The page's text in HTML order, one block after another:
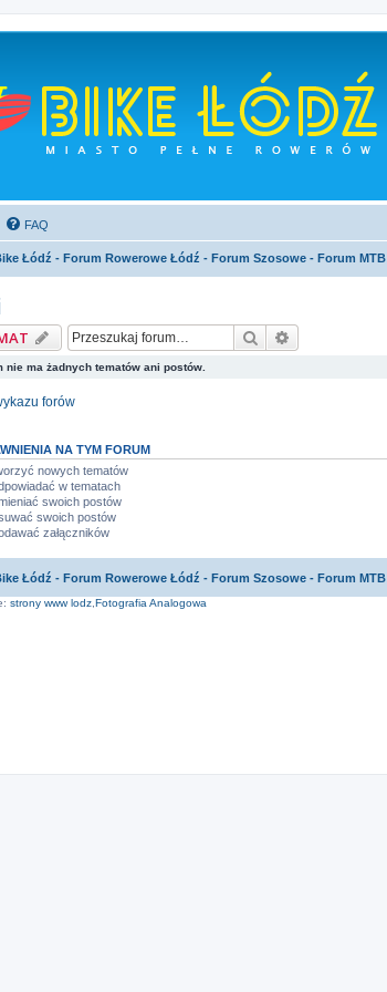
FAQ
Łódź - Forum Rowerowe Łódź - Forum Szosowe - Forum MTB
Szukaj
nie ma żadnych tematów ani postów.
forów
NA TYM FORUM
nowych tematów
w tematach
swoich postów
swoich postów
załączników
Łódź - Forum Rowerowe Łódź - Forum Szosowe - Forum MTB
strony www lodz Fotografia Analogowa